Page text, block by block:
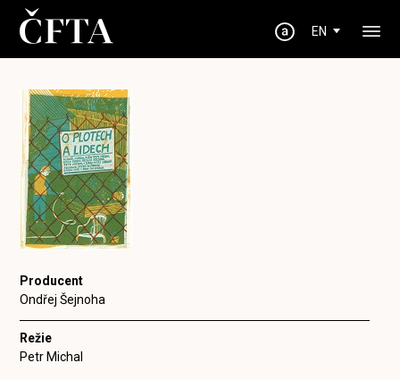
EN
Producent
Ondřej Šejnoha
Režie
Petr Michal